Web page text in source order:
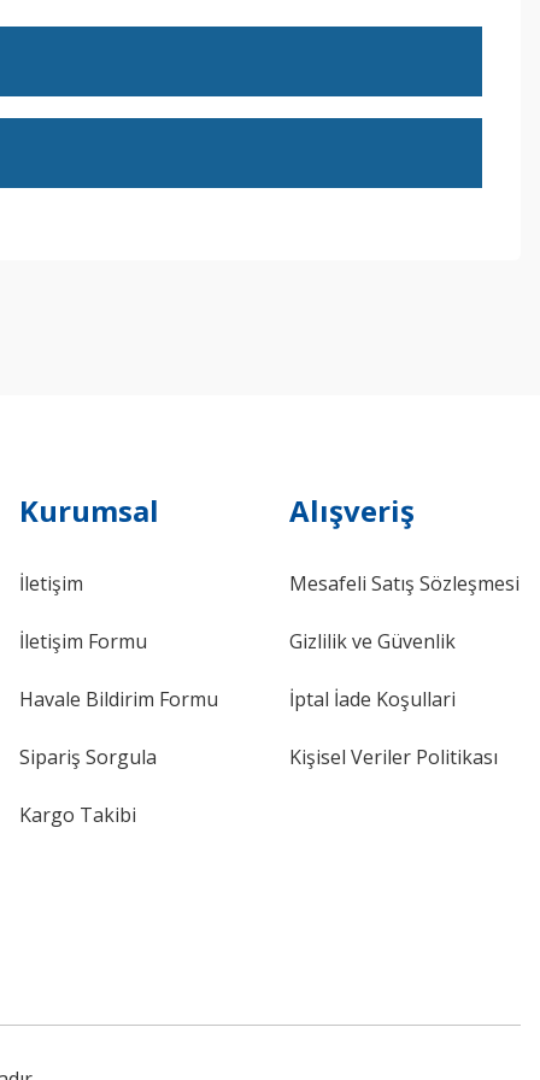
Kurumsal
İletişim
İletişim Formu
Havale Bildirim Formu
Sipariş Sorgula
Kargo Takibi
Alışveriş
Mesafeli Satış Sözleşmesi
Gizlilik ve Güvenlik
İptal İade Koşullari
Kişisel Veriler Politikası